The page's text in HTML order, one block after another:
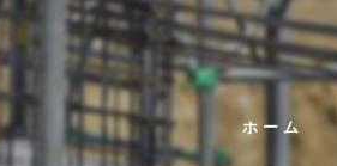
ホーム